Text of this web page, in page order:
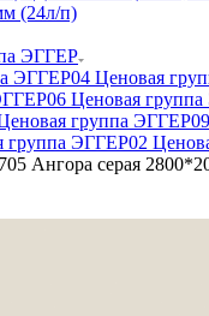
(24л/п)
ЭГГЕР
ЭГГЕР04 Ценовая
06 Ценовая
группа ЭГГЕР
группа ЭГГЕР02
Ангора серая